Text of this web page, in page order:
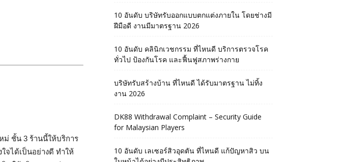
ม่ ชั้น 3 ร้านนี้ให้บริการ
จได้เป็นอย่างดี ทำให้
10 อันดับ บริษัทรับออกแบบตกแต่งภายใน โดยช่างมี
ฝีมือดี งานมีมาตรฐาน 2026
10 อันดับ คลินิกเวชกรรม ที่ไหนดี บริการตรวจโรค
ทั่วไป ป้องกันโรค และฟื้นฟูสภาพร่างกาย
บริษัทรับสร้างบ้าน ที่ไหนดี ได้รับมาตรฐาน ไม่ทิ้ง
งาน 2026
DK88 Withdrawal Complaint – Security Guide
for Malaysian Players
10 อันดับ เลเซอร์สิวอุดตัน ที่ไหนดี แก้ปัญหาสิว บน